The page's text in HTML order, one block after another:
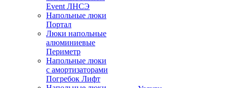
Event ЛНСЭ
Напольные люки
Портал
Люки напольные
алюминиевые
Периметр
Напольные люки
с амортизаторами
Погребок Лифт